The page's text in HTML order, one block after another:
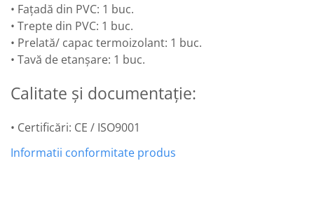
• Fațadă din PVC: 1 buc.
• Trepte din PVC: 1 buc.
• Prelată/ capac termoizolant: 1 buc.
• Tavă de etanșare: 1 buc.
Calitate și documentație:
• Certificări: CE / ISO9001
Informatii conformitate produs